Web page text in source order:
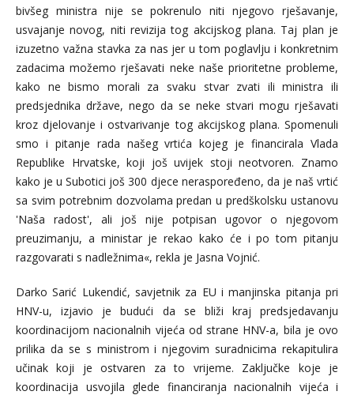
bivšeg ministra nije se pokrenulo niti njegovo rješavanje,
usvajanje novog, niti revizija tog akcijskog plana. Taj plan je
izuzetno važna stavka za nas jer u tom poglavlju i konkretnim
zadacima možemo rješavati neke naše prioritetne probleme,
kako ne bismo morali za svaku stvar zvati ili ministra ili
predsjednika države, nego da se neke stvari mogu rješavati
kroz djelovanje i ostvarivanje tog akcijskog plana. Spomenuli
smo i pitanje rada našeg vrtića kojeg je financirala Vlada
Republike Hrvatske, koji još uvijek stoji neotvoren. Znamo
kako je u Subotici još 300 djece neraspoređeno, da je naš vrtić
sa svim potrebnim dozvolama predan u predškolsku ustanovu
'Naša radost', ali još nije potpisan ugovor o njegovom
preuzimanju, a ministar je rekao kako će i po tom pitanju
razgovarati s nadležnima«, rekla je Jasna Vojnić.
Darko Sarić Lukendić, savjetnik za EU i manjinska pitanja pri
HNV-u, izjavio je budući da se bliži kraj predsjedavanju
koordinacijom nacionalnih vijeća od strane HNV-a, bila je ovo
prilika da se s ministrom i njegovim suradnicima rekapitulira
učinak koji je ostvaren za to vrijeme. Zaključke koje je
koordinacija usvojila glede financiranja nacionalnih vijeća i